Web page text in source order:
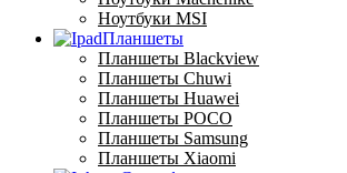
Ноутбуки MSI
Планшеты
Планшеты Blackview
Планшеты Chuwi
Планшеты Huawei
Планшеты POCO
Планшеты Samsung
Планшеты Xiaomi